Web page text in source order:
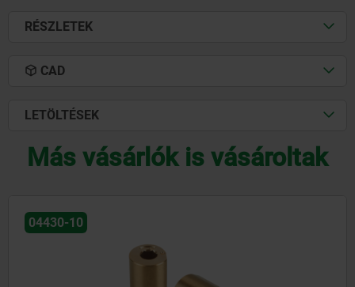
RÉSZLETEK
CAD
LETÖLTÉSEK
Más vásárlók is vásároltak